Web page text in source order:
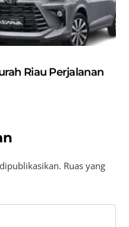
Riau Perjalanan
Ruas yang